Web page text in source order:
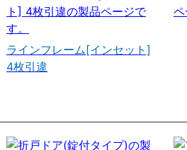
ラインフレーム[インセット]
4枚引違